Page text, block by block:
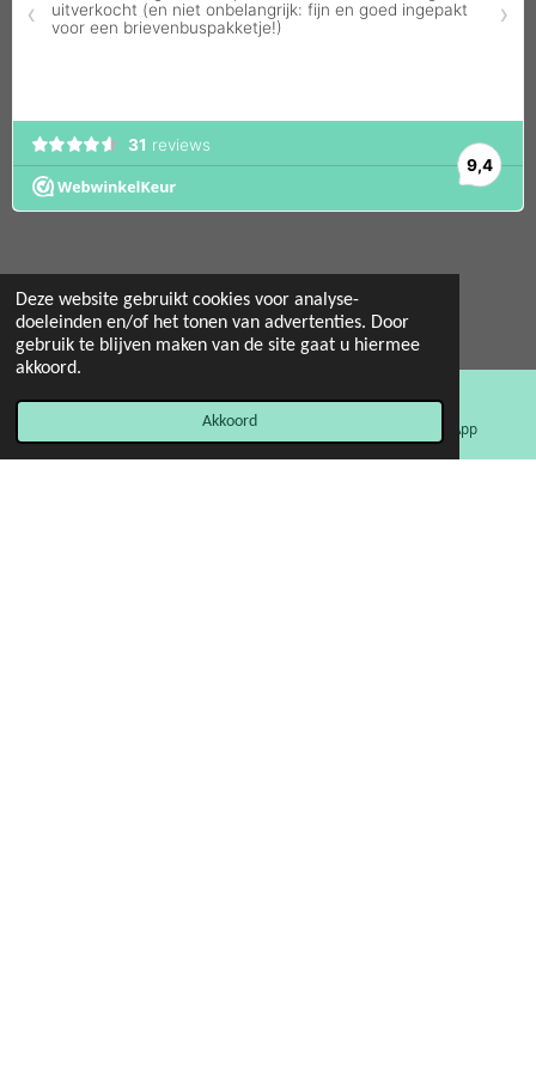
Deze website gebruikt cookies voor analyse-
doeleinden en/of het tonen van advertenties. Door
gebruik te blijven maken van de site gaat u hiermee
akkoord.
Akkoord
© 2022 - 2026 Mint 11 giftstore
Powered byJouwWeb
Facebook WhatsApp